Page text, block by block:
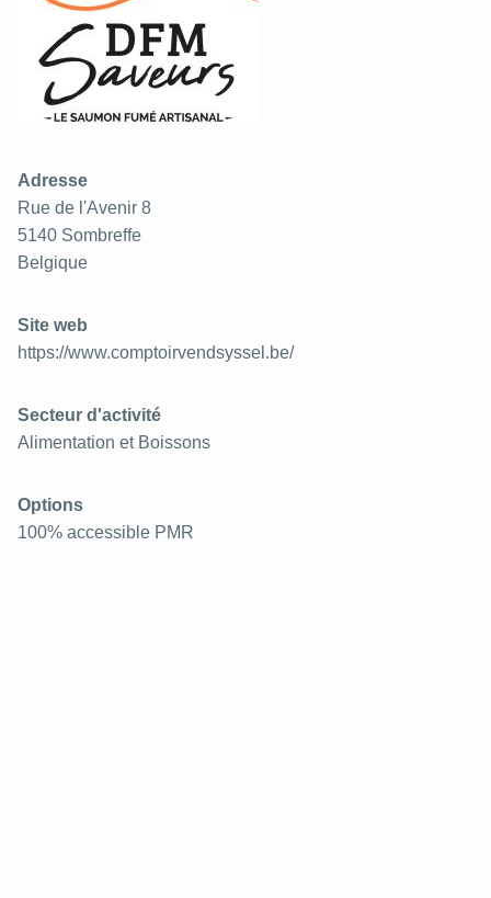
Adresse
Rue de l'Avenir 8
5140 Sombreffe
Belgique
Site web
https://www.comptoirvendsyssel.be/
Secteur d'activité
Alimentation et Boissons
Options
100% accessible PMR